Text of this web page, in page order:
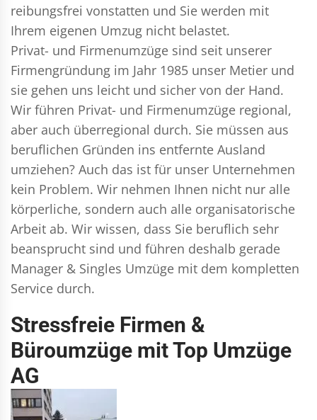
reibungsfrei vonstatten und Sie werden mit
Ihrem eigenen Umzug nicht belastet.
Privat- und Firmenumzüge sind seit unserer
Firmengründung im Jahr 1985 unser Metier und
sie gehen uns leicht und sicher von der Hand.
Wir führen Privat- und Firmenumzüge regional,
aber auch überregional durch. Sie müssen aus
beruflichen Gründen ins entfernte Ausland
umziehen? Auch das ist für unser Unternehmen
kein Problem. Wir nehmen Ihnen nicht nur alle
körperliche, sondern auch alle organisatorische
Arbeit ab. Wir wissen, dass Sie beruflich sehr
beansprucht sind und führen deshalb gerade
Manager & Singles Umzüge mit dem kompletten
Service durch.
Stressfreie Firmen &
Büroumzüge mit Top Umzüge
AG